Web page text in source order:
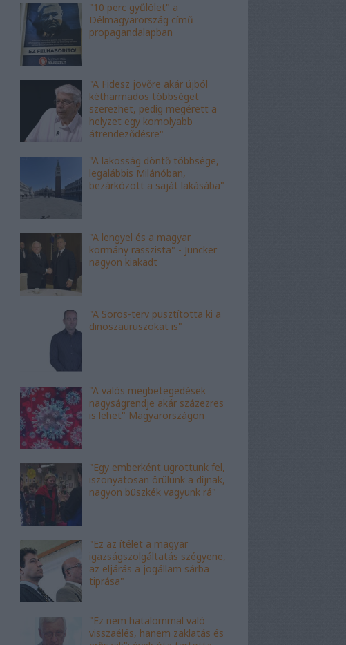
"10 perc gyűlölet" a
Délmagyarország című
propagandalapban
"A Fidesz jövőre akár újból
kétharmados többséget
szerezhet, pedig megérett a
helyzet egy komolyabb
átrendeződésre"
"A lakosság döntő többsége,
legalábbis Milánóban,
bezárkózott a saját lakásába"
"A lengyel és a magyar
kormány rasszista" - Juncker
nagyon kiakadt
"A Soros-terv pusztította ki a
dinoszauruszokat is"
"A valós megbetegedések
nagyságrendje akár százezres
is lehet" Magyarországon
"Egy emberként ugrottunk fel,
iszonyatosan örülünk a díjnak,
nagyon büszkék vagyunk rá"
"Ez az ítélet a magyar
igazságszolgáltatás szégyene,
az eljárás a jogállam sárba
tiprása"
"Ez nem hatalommal való
visszaélés, hanem zaklatás és